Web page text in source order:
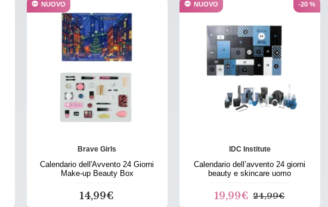
NUOVO
Brave Girls
Calendario dell'Avvento 24 Giorni
Make-up Beauty Box
14,99€
NUOVO -20 %
IDC Institute
Calendario dell’avvento 24 giorni
beauty e skincare uomo
19,99€ 24,99€